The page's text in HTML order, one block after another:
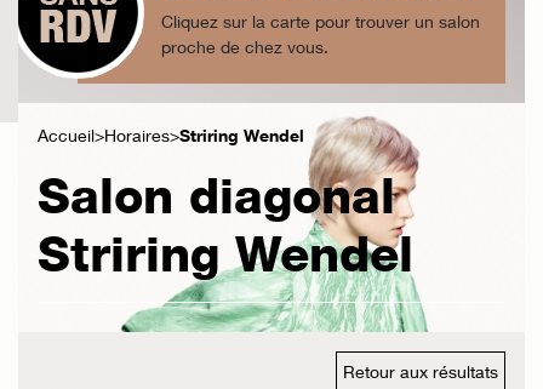
Cliquez sur la carte pour trouver un salon
proche de chez vous.
Accueil Horaires Striring Wendel
Salon diagonal
Striring Wendel
Retour aux résultats